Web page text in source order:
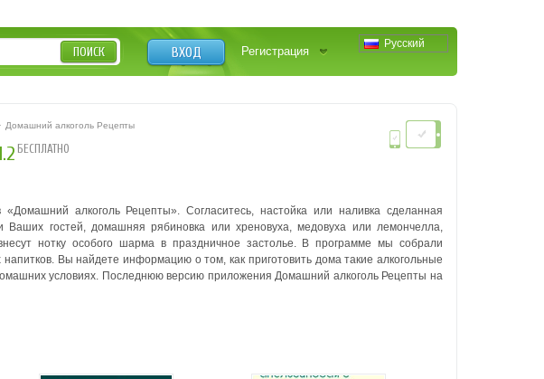
Русский
ВХОД Регистрация
ПОИСК
Домашний алкоголь Рецепты
БЕСПЛАТНО
алкоголь Рецепты». Согласитесь, настойка или наливка сделанная
гостей, домашняя рябиновка или хреновуха, медовуха или лемончелла,
нотку особого шарма в праздничное застолье. В программе мы собрали
Вы найдете информацию о том, как приготовить дома такие алкогольные
условиях. Последнюю версию приложения Домашний алкоголь Рецепты на